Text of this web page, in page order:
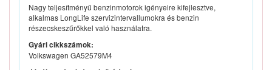
Nagy teljesítményű benzinmotorok igényeire kifejlesztve,
alkalmas LongLife szervizintervallumokra és benzin
részecskeszűrőkkel való használatra.
Gyári cikkszámok:
Volkswagen GA52579M4